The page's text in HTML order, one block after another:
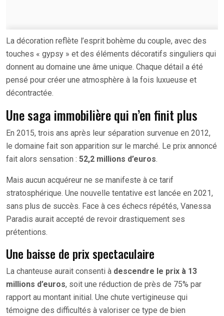
La décoration reflète l’esprit bohème du couple, avec des
touches « gypsy » et des éléments décoratifs singuliers qui
donnent au domaine une âme unique. Chaque détail a été
pensé pour créer une atmosphère à la fois luxueuse et
décontractée.
Une saga immobilière qui n’en finit plus
En 2015, trois ans après leur séparation survenue en 2012,
le domaine fait son apparition sur le marché. Le prix annoncé
fait alors sensation : 52,2 millions d’euros.
Mais aucun acquéreur ne se manifeste à ce tarif
stratosphérique. Une nouvelle tentative est lancée en 2021,
sans plus de succès. Face à ces échecs répétés, Vanessa
Paradis aurait accepté de revoir drastiquement ses
prétentions.
Une baisse de prix spectaculaire
La chanteuse aurait consenti à descendre le prix à 13
millions d’euros, soit une réduction de près de 75% par
rapport au montant initial. Une chute vertigineuse qui
témoigne des difficultés à valoriser ce type de bien